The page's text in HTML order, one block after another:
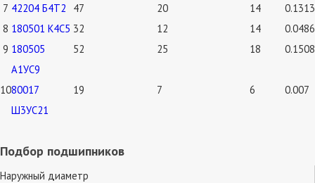
7 42204 Б4Т2 47 20 14
0.1313
8 180501 К4С5 32 12 14
0.0486
9 180505
А1УС9
52 25 18 0.1508
1080017
Ш3УС21
19 7 6 0.007
Подбор подшипников
Наружный диаметр